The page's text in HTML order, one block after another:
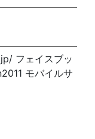
フェイスブッ
モバイルサ